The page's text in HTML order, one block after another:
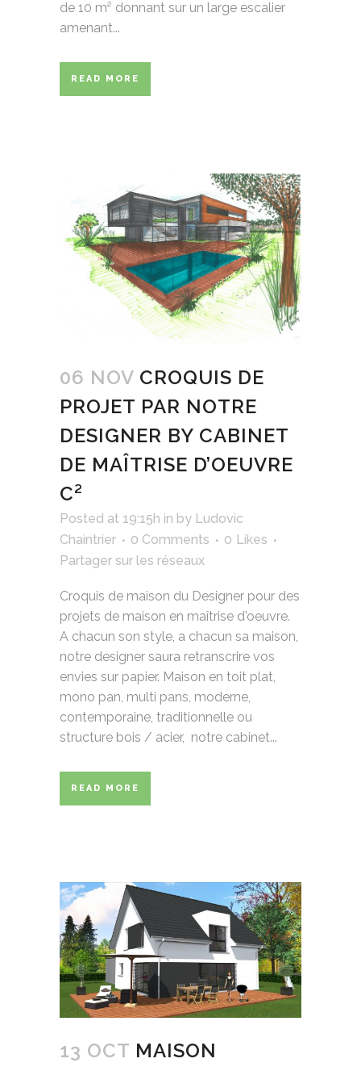
de 10 m² donnant sur un large escalier
amenant...
READ MORE
06 NOV CROQUIS DE
PROJET PAR NOTRE
DESIGNER BY CABINET
DE MAÎTRISE D’OEUVRE
C²
Posted at 19:15h in by Ludovic
Chaintrier
0 Comments 0 Likes
Partager sur les réseaux
Croquis de maison du Designer pour des
projets de maison en maîtrise d'oeuvre.
A chacun son style, a chacun sa maison,
notre designer saura retranscrire vos
envies sur papier. Maison en toit plat,
mono pan, multi pans, moderne,
contemporaine, traditionnelle ou
structure bois / acier, notre cabinet...
READ MORE
13 OCT MAISON